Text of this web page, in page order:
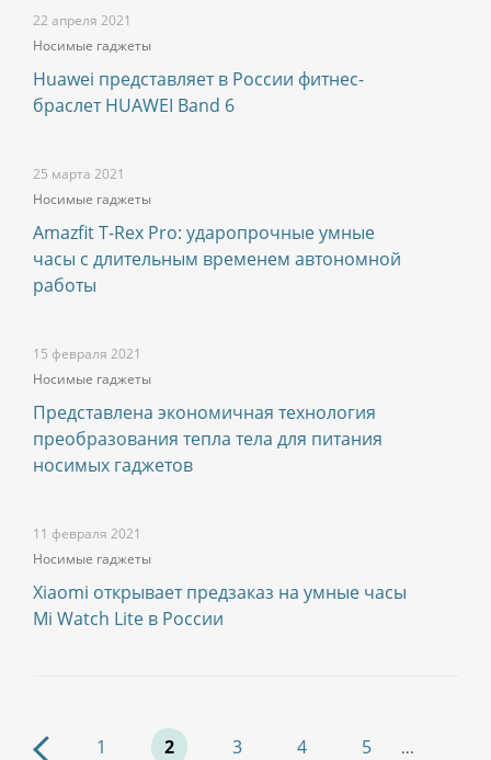
22 апреля 2021
Носимые гаджеты
Huawei представляет в России фитнес-
браслет HUAWEI Band 6
25 марта 2021
Носимые гаджеты
Amazfit T-Rex Pro: ударопрочные умные
часы с длительным временем автономной
работы
15 февраля 2021
Носимые гаджеты
Представлена экономичная технология
преобразования тепла тела для питания
носимых гаджетов
11 февраля 2021
Носимые гаджеты
Xiaomi открывает предзаказ на умные часы
Mi Watch Lite в России
1 2 3 4 5 ...